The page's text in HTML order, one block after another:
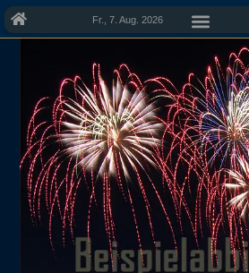
Fr., 7. Aug. 2026